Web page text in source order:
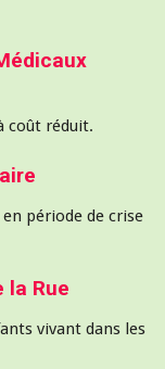
coût réduit.
période de crise
la Rue
vivant dans les